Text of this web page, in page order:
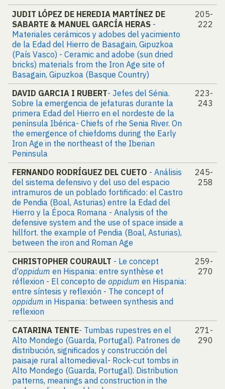
JUDIT LÓPEZ DE HEREDIA MARTÍNEZ DE
SABARTE & MANUEL GARCÍA HERAS -
Materiales cerámicos y adobes del yacimiento
de la Edad del Hierro de Basagain, Gipuzkoa
(País Vasco) - Ceramic and adobe (sun dried
bricks) materials from the Iron Age site of
Basagain, Gipuzkoa (Basque Country)
205-
222
DAVID GARCIA I RUBERT- Jefes del Sénia.
Sobre la emergencia de jefaturas durante la
primera Edad del Hierro en el nordeste de la
península Ibérica- Chiefs of rhe Senia River. On
the emergence of chiefdoms during the Early
Iron Age in the northeast of the Iberian
Peninsula
223-
243
FERNANDO RODRÍGUEZ DEL CUETO - Análisis
del sistema defensivo y del uso del espacio
intramuros de un poblado fortificado: el Castro
de Pendia (Boal, Asturias) entre la Edad del
Hierro y la Época Romana - Analysis of the
defensive system and the use of space inside a
hillfort. the example of Pendia (Boal, Asturias),
between the iron and Roman Age
245-
258
CHRISTOPHER COURAULT - Le concept
d'oppidum en Hispania: entre synthèse et
réflexion - El concepto de oppidum en Hispania:
entre síntesis y reflexión - The concept of
oppidum in Hispania: between synthesis and
reflexion
259-
270
CATARINA TENTE- Tumbas rupestres en el
Alto Mondego (Guarda, Portugal). Patrones de
distribución, significados y construcción del
paisaje rural altomedieval- Rock-cut tombs in
Alto Mondego (Guarda, Portugal). Distribution
patterns, meanings and construction in the
271-
290